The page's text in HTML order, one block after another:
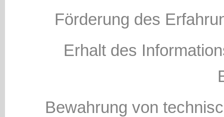
Förderung des
Erhalt des
Bewahrung von